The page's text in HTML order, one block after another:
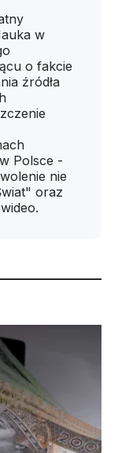
w
o fakcie
źródła
Polsce -
nie
oraz